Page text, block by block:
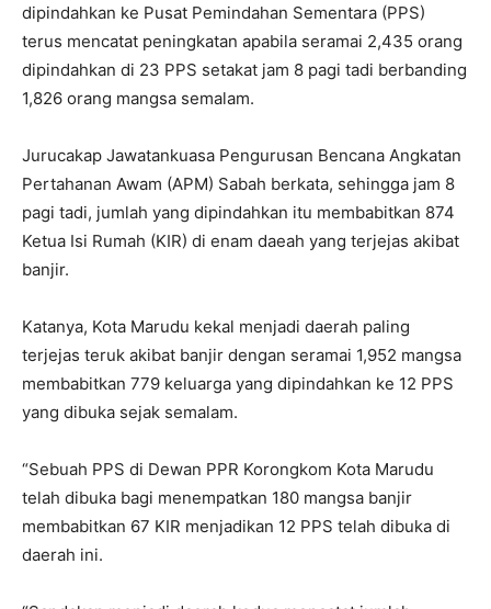
dipindahkan ke Pusat Pemindahan Sementara (PPS)
terus mencatat peningkatan apabila seramai 2,435 orang
dipindahkan di 23 PPS setakat jam 8 pagi tadi berbanding
1,826 orang mangsa semalam.
Jurucakap Jawatankuasa Pengurusan Bencana Angkatan
Pertahanan Awam (APM) Sabah berkata, sehingga jam 8
pagi tadi, jumlah yang dipindahkan itu membabitkan 874
Ketua Isi Rumah (KIR) di enam daeah yang terjejas akibat
banjir.
Katanya, Kota Marudu kekal menjadi daerah paling
terjejas teruk akibat banjir dengan seramai 1,952 mangsa
membabitkan 779 keluarga yang dipindahkan ke 12 PPS
yang dibuka sejak semalam.
“Sebuah PPS di Dewan PPR Korongkom Kota Marudu
telah dibuka bagi menempatkan 180 mangsa banjir
membabitkan 67 KIR menjadikan 12 PPS telah dibuka di
daerah ini.